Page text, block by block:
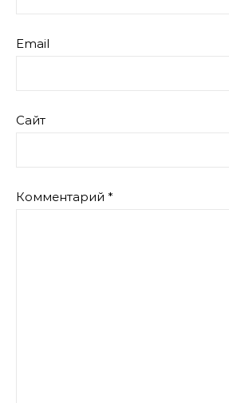
Email
Сайт
Комментарий *